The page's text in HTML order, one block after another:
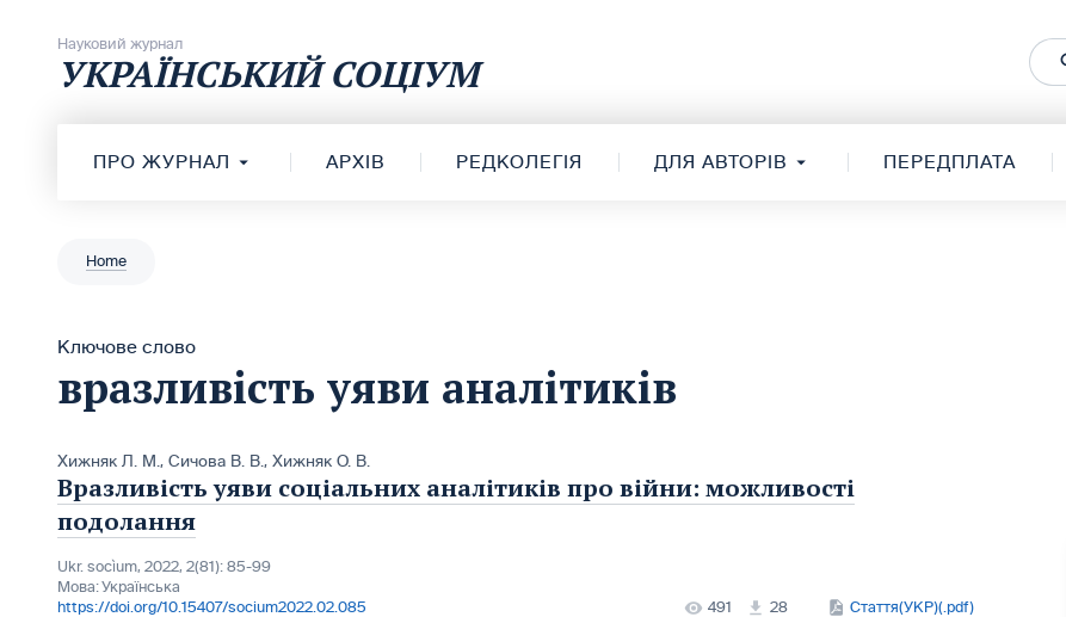
Науковий журнал
УКРАЇНСЬКИЙ СОЦІУМ
ПРО ЖУРНАЛ АРХІВ РЕДКОЛЕГІЯ ДЛЯ АВТОРІВ ПЕРЕДПЛАТА
Home
Ключове слово
вразливість уяви аналітиків
Хижняк Л. М., Сичова В. В., Хижняк О. В.
Вразливість уяви соціальних аналітиків про війни: можливості
подолання
Ukr. socìum, 2022, 2(81): 85-99
Мова:Українська
https://doi.org/10.15407/socium2022.02.085
491 28 Стаття(УКР)(.pdf)